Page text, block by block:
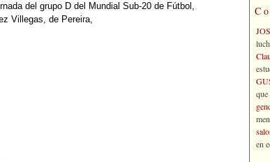
del grupo D del Mundial Sub-20 de Fútbol,
Villegas, de Pereira,
en